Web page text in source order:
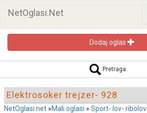
NetOglasi.Net
Dodaj oglas
Pretraga
Pretraga oglasa
Elektrosoker trejzer- 928
NetOglasi.net »Mali oglasi » Sport- lov- ribolov